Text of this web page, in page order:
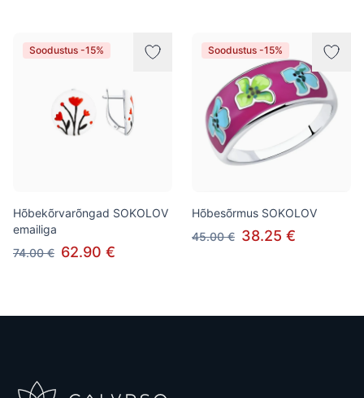
Soodustus -15%
Hõbekõrvarõngad SOKOLOV
emailiga
74.00 € 62.90 €
Soodustus -15%
Hõbesõrmus SOKOLOV
45.00 € 38.25 €